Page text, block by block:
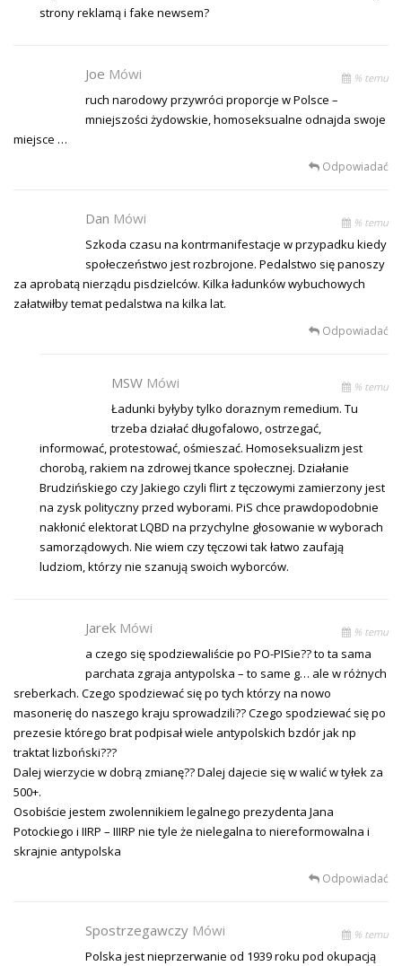
strony reklamą i fake newsem?
Joe Mówi % temu
ruch narodowy przywróci proporcje w Polsce –
mniejszości żydowskie, homoseksualne odnajda swoje
miejsce …
Odpowiadać
Dan Mówi % temu
Szkoda czasu na kontrmanifestacje w przypadku kiedy
społeczeństwo jest rozbrojone. Pedalstwo się panoszy
za aprobatą nierządu pisdzielców. Kilka ładunków wybuchowych
załatwiłby temat pedalstwa na kilka lat.
Odpowiadać
MSW Mówi % temu
Ładunki byłyby tylko doraznym remedium. Tu
trzeba działać długofalowo, ostrzegać,
informować, protestować, ośmieszać. Homoseksualizm jest
chorobą, rakiem na zdrowej tkance społecznej. Działanie
Brudzińskiego czy Jakiego czyli flirt z tęczowymi zamierzony jest
na zysk polityczny przed wyborami. PiS chce prawdopodobnie
nakłonić elektorat LQBD na przychylne głosowanie w wyborach
samorządowych. Nie wiem czy tęczowi tak łatwo zaufają
ludziom, którzy nie szanują swoich wyborców.
Jarek Mówi % temu
a czego się spodziewaliście po PO-PISie?? to ta sama
parchata zgraja antypolska – to same g… ale w różnych
sreberkach. Czego spodziewać się po tych którzy na nowo
masonerię do naszego kraju sprowadzili?? Czego spodziewać się po
prezesie którego brat podpisał wiele antypolskich bzdór jak np
traktat lizboński???
Dalej wierzycie w dobrą zmianę?? Dalej dajecie się w walić w tyłek za
500+.
Osobiście jestem zwolennikiem legalnego prezydenta Jana
Potockiego i IIRP – IIIRP nie tyle że nielegalna to niereformowalna i
skrajnie antypolska
Odpowiadać
Spostrzegawczy Mówi % temu
Polska jest nieprzerwanie od 1939 roku pod okupacją